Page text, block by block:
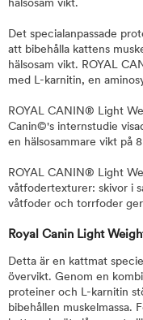
hälsosam vikt.
Det specialanpassade
att bibehålla kattens
hälsosam vikt. ROYAL
med L-karnitin, en
ROYAL CANIN® Light
Canin©'s internstudie
en hälsosammare vikt på
ROYAL CANIN® Light
våtfodertexturer: skivor i
våtfoder och torrfoder
Royal Canin Light
Detta är en kattmat
övervikt. Genom en
proteiner och L-karnitin
bibehållen muskelmassa.